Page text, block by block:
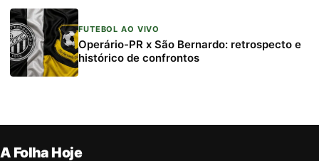
FUTEBOL AO VIVO
Operário-PR x São Bernardo: retrospecto e
histórico de confrontos
A Folha Hoje